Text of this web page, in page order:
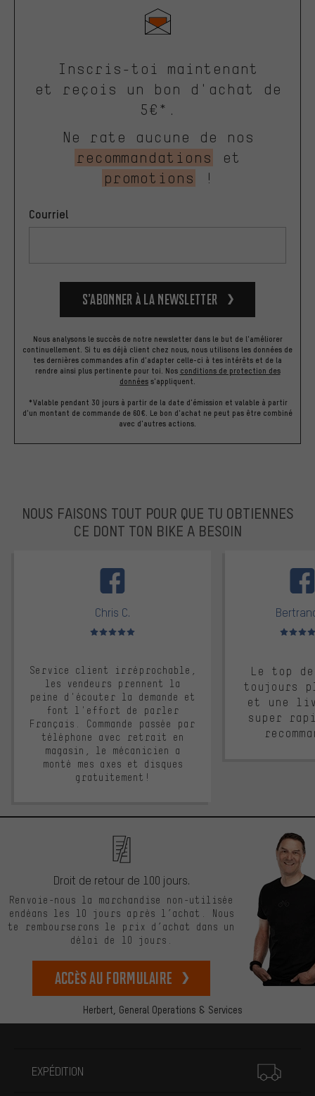
Inscris-toi maintenant
et reçois un bon d'achat de
5€*.
Ne rate aucune de nos
recommandations
et
promotions
!
Courriel
S’abonner à la newsletter
Nous analysons le succès de notre newsletter dans le but de l'améliorer
continuellement. Si tu es déjà client chez nous, nous utilisons les données de
tes dernières commandes afin d'adapter celle-ci à tes intérêts et de la
rendre ainsi plus pertinente pour toi. Nos conditions de protection des
données s'appliquent.
*Valable pendant 30 jours à partir de la date d'émission et valable à partir
d'un montant de commande de 60€. Le bon d'achat ne peut pas être combiné
avec d'autres actions.
NOUS FAISONS TOUT POUR QUE TU OBTIENNES
CE DONT TON BIKE A BESOIN
Chris C.
Note moyenne : 5 sur 5
Service client irréprochable,
les vendeurs prennent la
peine d'écouter la demande et
font l'effort de parler
Français. Commande passée par
téléphone avec retrait en
magasin, le mécanicien a
monté mes axes et disques
gratuitement!
Note
Le top
toujours
et une
super
Herbert, General Operations & Services
Droit de retour de 100 jours.
Renvoie-nous la marchandise non-utilisée
endéans les 10 jours après l’achat. Nous
te rembourserons le prix d’achat dans un
délai de 10 jours.
Accès au formulaire
EXPÉDITION